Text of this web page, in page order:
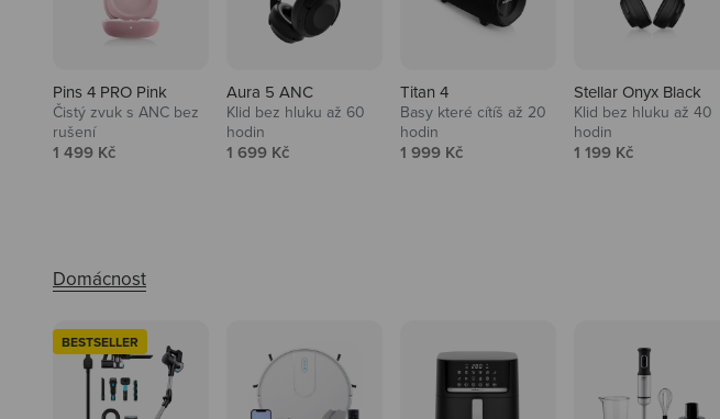
Pins 4 PRO Pink
Čistý zvuk s ANC bez
rušení
Prodejní cena
1 499 Kč
Aura 5 ANC
Klid bez hluku až 60
hodin
Prodejní cena
1 699 Kč
Titan 4
Basy které cítíš až 20
hodin
Prodejní cena
1 999 Kč
Stellar Onyx Black
Klid bez hluku až 40
hodin
Prodejní cena
1 199 Kč
BESTSELLER